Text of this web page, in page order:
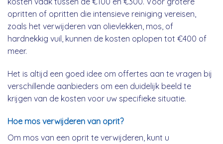
opritten of opritten die intensieve reiniging vereisen,
zoals het verwijderen van olievlekken, mos, of
hardnekkig vuil, kunnen de kosten oplopen tot €400 of
meer.
Het is altijd een goed idee om offertes aan te vragen bij
verschillende aanbieders om een duidelijk beeld te
krijgen van de kosten voor uw specifieke situatie.
Hoe mos verwijderen van oprit?
Om mos van een oprit te verwijderen, kunt u